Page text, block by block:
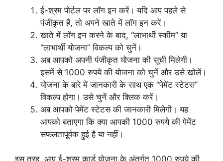
ई-श्रम पोर्टल पर लॉग इन करें। यदि आप पहले से
पंजीकृत हैं, तो अपने खाते में लॉग इन करें।
खाते में लॉग इन करने के बाद, “लाभार्थी स्कीम” या
“लाभार्थी योजना” विकल्प को चुनें।
अब आपको अपनी पंजीकृत योजना की सूची मिलेगी।
इसमें से 1000 रुपये की योजना को चुनें और उसे खोलें।
योजना के बारे में जानकारी के साथ एक “पेमेंट स्टेटस”
विकल्प होगा। उसे चुनें और क्लिक करें।
अब आपको पेमेंट स्टेटस की जानकारी मिलेगी। यह
आपको बताएगा कि क्या आपकी 1000 रुपये की पेमेंट
सफलतापूर्वक हुई है या नहीं।
इस तरह, आप ई-श्रम कार्ड योजना के अंतर्गत 1000 रुपये की